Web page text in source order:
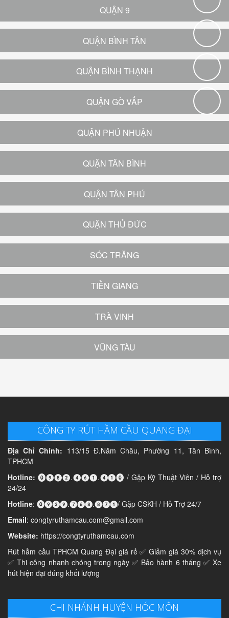
QUẬN 9
QUẬN BÌNH TÂN
QUẬN BÌNH THẠNH
QUẬN GÒ VẤP
QUẬN PHÚ NHUẬN
QUẬN TÂN BÌNH
QUẬN TÂN PHÚ
QUẬN THỦ ĐỨC
SÓC TRĂNG
TIỀN GIANG
TRÀ VINH
VŨNG TÀU
CÔNG TY RÚT HẦM CẦU QUANG ĐẠI
Địa Chỉ Chính: 113/15 Đ.Năm Châu, Phường 11, Tân Bình,
TPHCM
Hotline: ⓿❾❽❷.❹❻❶.❹❶⓿ / Gặp Kỹ Thuật Viên / Hỗ trợ
24/24
Hotline: ⓿❾❸❾.❼❻❽.❽❼❶/ Gặp CSKH / Hỗ Trợ 24/7
Email: congtyruthamcau.com@gmail.com
Website: https://congtyruthamcau.com
Rút hầm cầu TPHCM Quang Đại giá rẻ ✅ Giảm giá 30% dịch vụ
✅ Thi công nhanh chóng trong ngày ✅ Bảo hành 6 tháng ✅ Xe
hút hiện đại đúng khối lượng
CHI NHÁNH HUYỆN HÓC MÔN